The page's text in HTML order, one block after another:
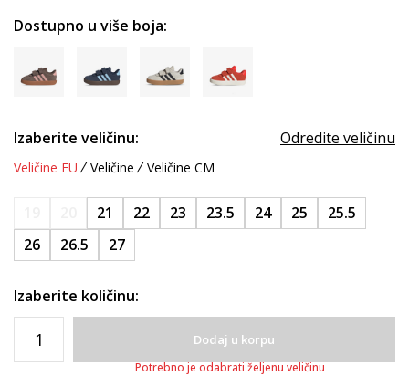
Dostupno u više boja:
Izaberite veličinu: Odredite veličinu
Veličine EU Veličine Veličine CM
21 22 23 23.5 24 25
25.5
26
26.5 27
Izaberite količinu:
Dodaj u korpu
Potrebno je odabrati željenu veličinu